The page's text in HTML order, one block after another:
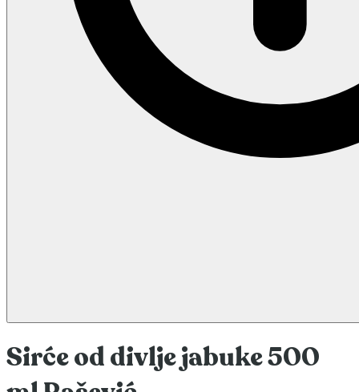
Sirće od divlje jabuke 500